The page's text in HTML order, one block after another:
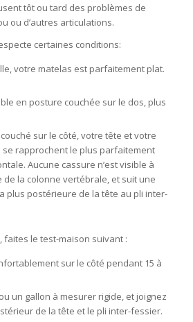
tôt ou tard des problèmes de
ou d’autres articulations.
certaines conditions:
votre matelas est parfaitement plat.
en posture couchée sur le dos, plus
sur le côté, votre tête et votre
rapprochent le plus parfaitement
Aucune cassure n’est visible à
de la colonne vertébrale, et suit une
plus postérieure de la tête au pli inter-
le test-maison suivant :
sur le côté pendant 15 à
un gallon à mesurer rigide, et joignez
de la tête et le pli inter-fessier.